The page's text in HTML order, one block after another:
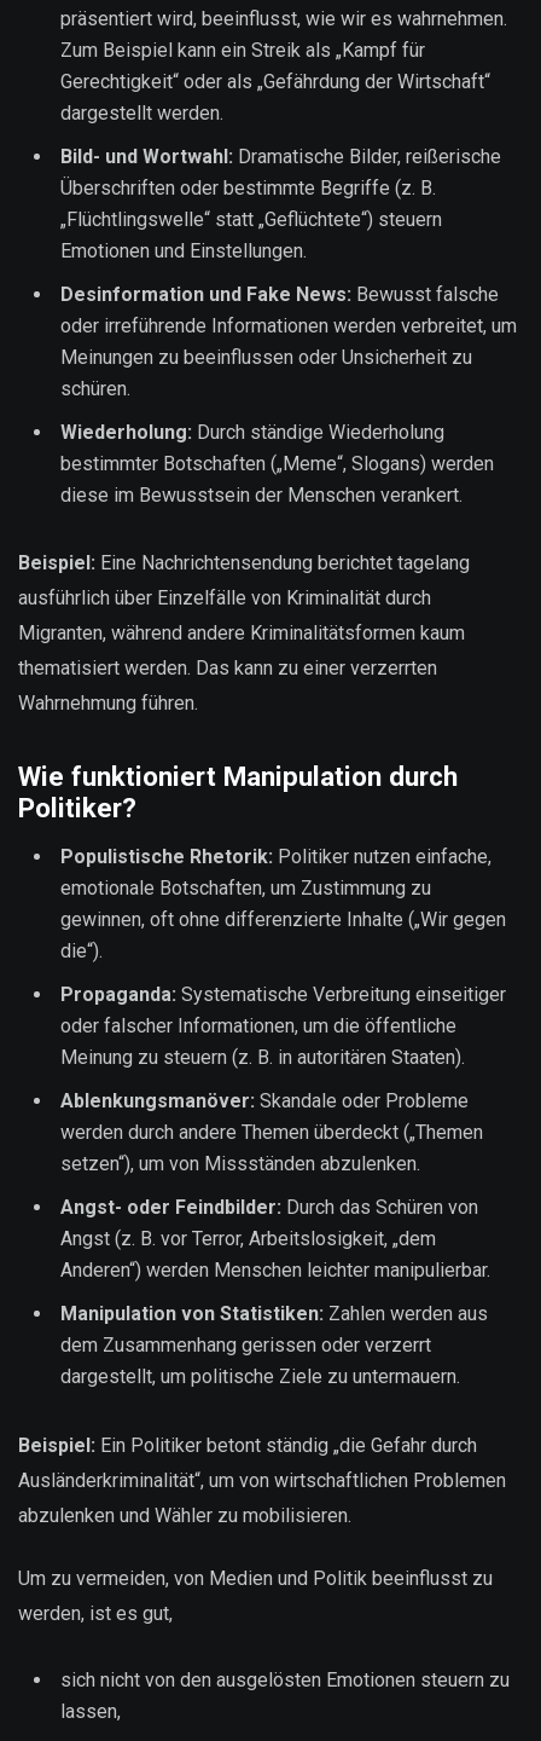
präsentiert wird, beeinflusst, wie wir es wahrnehmen.
Zum Beispiel kann ein Streik als „Kampf für
Gerechtigkeit“ oder als „Gefährdung der Wirtschaft“
dargestellt werden.
Bild- und Wortwahl: Dramatische Bilder, reißerische
Überschriften oder bestimmte Begriffe (z. B.
„Flüchtlingswelle“ statt „Geflüchtete“) steuern
Emotionen und Einstellungen.
Desinformation und Fake News: Bewusst falsche
oder irreführende Informationen werden verbreitet, um
Meinungen zu beeinflussen oder Unsicherheit zu
schüren.
Wiederholung: Durch ständige Wiederholung
bestimmter Botschaften („Meme“, Slogans) werden
diese im Bewusstsein der Menschen verankert.
Beispiel: Eine Nachrichtensendung berichtet tagelang
ausführlich über Einzelfälle von Kriminalität durch
Migranten, während andere Kriminalitätsformen kaum
thematisiert werden. Das kann zu einer verzerrten
Wahrnehmung führen.
Wie funktioniert Manipulation durch
Politiker?
Populistische Rhetorik: Politiker nutzen einfache,
emotionale Botschaften, um Zustimmung zu
gewinnen, oft ohne differenzierte Inhalte („Wir gegen
die“).
Propaganda: Systematische Verbreitung einseitiger
oder falscher Informationen, um die öffentliche
Meinung zu steuern (z. B. in autoritären Staaten).
Ablenkungsmanöver: Skandale oder Probleme
werden durch andere Themen überdeckt („Themen
setzen“), um von Missständen abzulenken.
Angst- oder Feindbilder: Durch das Schüren von
Angst (z. B. vor Terror, Arbeitslosigkeit, „dem
Anderen“) werden Menschen leichter manipulierbar.
Manipulation von Statistiken: Zahlen werden aus
dem Zusammenhang gerissen oder verzerrt
dargestellt, um politische Ziele zu untermauern.
Beispiel: Ein Politiker betont ständig „die Gefahr durch
Ausländerkriminalität“, um von wirtschaftlichen Problemen
abzulenken und Wähler zu mobilisieren.
Um zu vermeiden, von Medien und Politik beeinflusst zu
werden, ist es gut,
sich nicht von den ausgelösten Emotionen steuern zu
lassen,